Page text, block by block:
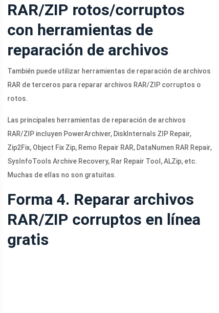
RAR/ZIP rotos/corruptos
con herramientas de
reparación de archivos
También puede utilizar herramientas de reparación de archivos
RAR de terceros para reparar archivos RAR/ZIP corruptos o
rotos.
Las principales herramientas de reparación de archivos
RAR/ZIP incluyen PowerArchiver, DiskInternals ZIP Repair,
Zip2Fix, Object Fix Zip, Remo Repair RAR, DataNumen RAR Repair,
SysInfoTools Archive Recovery, Rar Repair Tool, ALZip, etc.
Muchas de ellas no son gratuitas.
Forma 4. Reparar archivos
RAR/ZIP corruptos en línea
gratis